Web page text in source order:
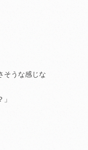
そうな感じな